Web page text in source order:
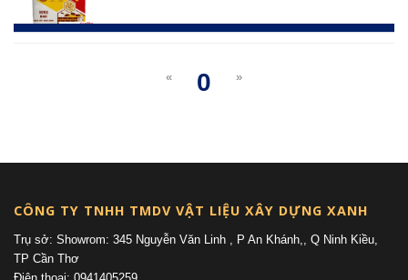
«
0
»
CÔNG TY TNHH TMDV VẬT LIỆU XÂY DỰNG XANH
Trụ sở: Showrom: 345 Nguyễn Văn Linh , P An Khánh,, Q Ninh Kiều,
TP Cần Thơ